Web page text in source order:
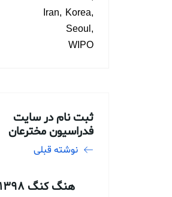
Iran
Korea
Seoul
WIPO
ثبت نام در سایت
فدراسیون مخترعان
نوشته قبلی
هنگ کنگ 1398